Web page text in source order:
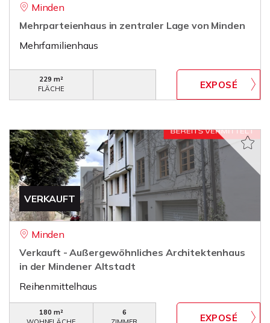
Minden
Mehrparteienhaus in zentraler Lage von Minden
Mehrfamilienhaus
229 m²
FLÄCHE
VERKAUFT
Minden
Verkauft - Außergewöhnliches Architektenhaus
in der Mindener Altstadt
Reihenmittelhaus
180 m²
6